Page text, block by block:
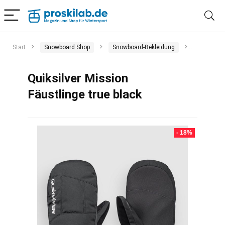
Start Snowboard Shop Snowboard-Bekleidung
Quiksilver Mission
Fäustlinge true black
- 18%